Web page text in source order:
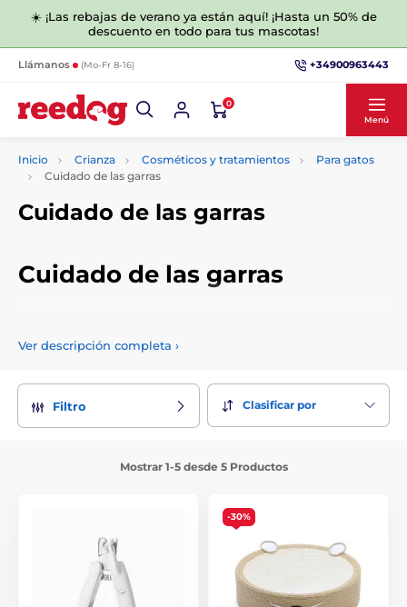
☀️ ¡Las rebajas de verano ya están aquí! ¡Hasta un 50% de
descuento en todo para tus mascotas!
Llámanos (Mo-Fr 8-16) +34900963443
0
Menú
Inicio Crianza Cosméticos y tratamientos
Para gatos
Cuidado de las garras
Cuidado de las garras
Cuidado de las garras
entre nuestra gama de productos de calidad.
Ver descripción completa ›
Filtro Clasificar por
Mostrar 1-5 desde 5 Productos
-30%